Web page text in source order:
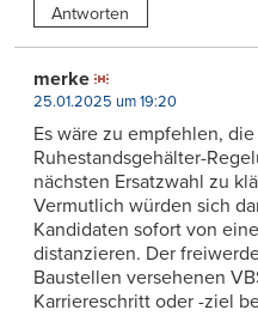
Antworten
merke
25.01.2025 um 19:20
Es wäre zu empfehlen,
Ruhestandsgehälter-
nächsten Ersatzwahl zu
Vermutlich würden sich
Kandidaten sofort von
distanzieren. Der
Baustellen versehenen
Karriereschritt oder -ziel